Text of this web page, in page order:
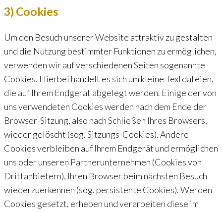
3) Cookies
Um den Besuch unserer Website attraktiv zu gestalten
und die Nutzung bestimmter Funktionen zu ermöglichen,
verwenden wir auf verschiedenen Seiten sogenannte
Cookies. Hierbei handelt es sich um kleine Textdateien,
die auf Ihrem Endgerät abgelegt werden. Einige der von
uns verwendeten Cookies werden nach dem Ende der
Browser-Sitzung, also nach Schließen Ihres Browsers,
wieder gelöscht (sog. Sitzungs-Cookies). Andere
Cookies verbleiben auf Ihrem Endgerät und ermöglichen
uns oder unseren Partnerunternehmen (Cookies von
Drittanbietern), Ihren Browser beim nächsten Besuch
wiederzuerkennen (sog. persistente Cookies). Werden
Cookies gesetzt, erheben und verarbeiten diese im